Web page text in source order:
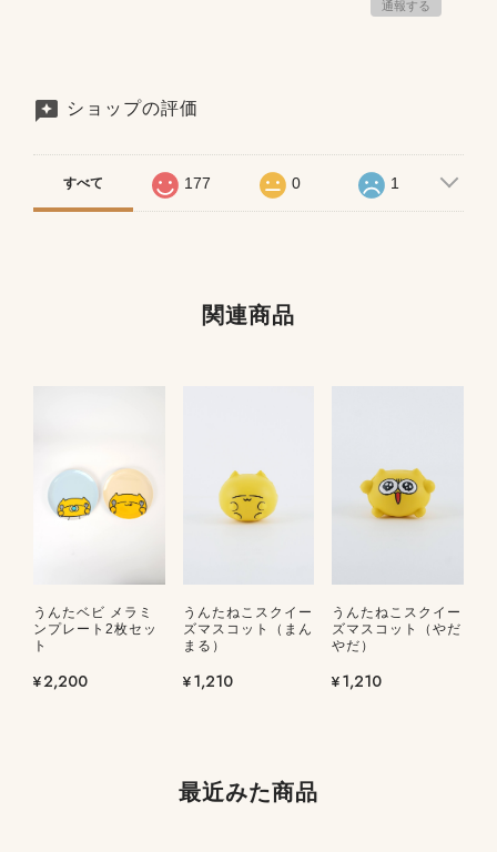
通報する
ショップの評価
すべて 177 0 1
関連商品
うんたベビ メラミ
ンプレート2枚セッ
ト
¥2,200
うんたねこスクイー
ズマスコット（まん
まる）
¥1,210
うんたねこスクイー
ズマスコット（やだ
やだ）
¥1,210
最近みた商品